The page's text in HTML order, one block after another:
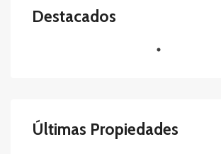
Destacados
Últimas Propiedades